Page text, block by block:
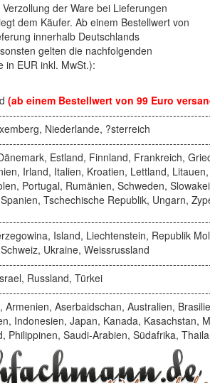
der Ware bei Lieferungen
dem Käufer. Ab einem Bestellwert von
innerhalb Deutschlands
gelten die nachfolgenden
in EUR inkl. MwSt.):
(ab einem Bestellwert von 99 Euro
Niederlande, ?sterreich
Estland, Finnland, Frankreich,
Irland, Italien, Kroatien, Lettland, Litauen,
Portugal, Rumänien, Schweden,
Tschechische Republik, Ungarn,
Island, Liechtenstein, Republik
Ukraine, Weissrussland
Russland, Türkei
Armenien, Aserbaidschan, Australien,
Indonesien, Japan, Kanada, Kasachstan,
Philippinen, Saudi-Arabien, Südafrika,